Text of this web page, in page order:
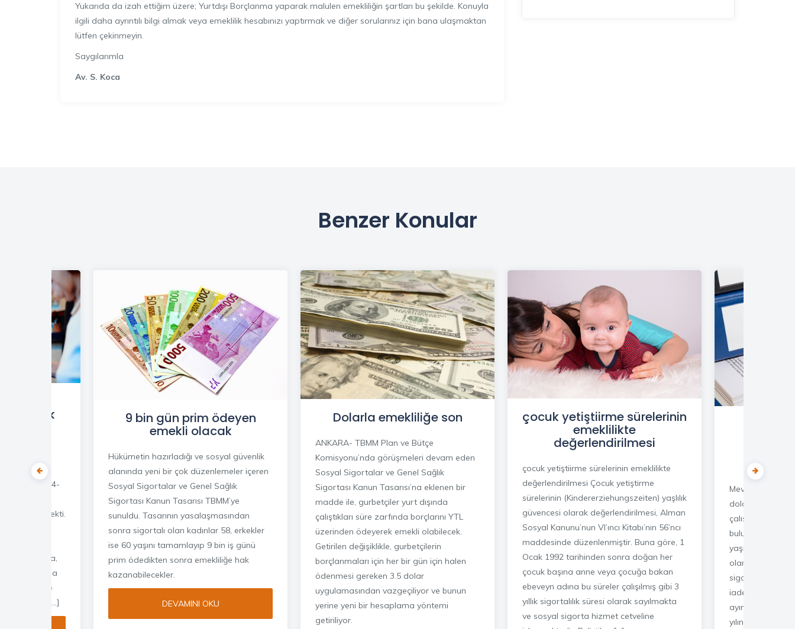
Yukarıda da izah ettiğim üzere; Yurtdışı Borçlanma yaparak malulen emekliliğin şartları bu şekilde. Konuyla
ilgili daha ayrıntılı bilgi almak veya emeklilik hesabınızı yaptırmak ve diğer sorularınız için bana ulaşmaktan
lütfen çekinmeyin.
Saygılarımla
Av. S. Koca
Benzer Konular
olmak
için,
13,584-
bir zam demekti.
ve yazılarda,
borçlanma
üzere
[…]
9 bin gün prim ödeyen
emekli olacak
Hükümetin hazırladığı ve sosyal güvenlik
alanında yeni bir çok düzenlemeler içeren
Sosyal Sigortalar ve Genel Sağlık
Sigortası Kanun Tasarısı TBMM’ye
sunuldu. Tasarının yasalaşmasından
sonra sigortalı olan kadınlar 58, erkekler
ise 60 yaşını tamamlayıp 9 bin iş günü
prim ödedikten sonra emekliliğe hak
kazanabilecekler.
DEVAMINI OKU
Dolarla emekliliğe son
ANKARA- TBMM Plan ve Bütçe
Komisyonu’nda görüşmeleri devam eden
Sosyal Sigortalar ve Genel Sağlık
Sigortası Kanun Tasarısı’na eklenen bir
madde ile, gurbetçiler yurt dışında
çalıştıkları süre zarfında borçlarını YTL
üzerinden ödeyerek emekli olabilecek.
Getirilen değişiklikle, gurbetçilerin
borçlanmaları için her bir gün için halen
ödenmesi gereken 3.5 dolar
uygulamasından vazgeçiliyor ve bunun
yerine yeni bir hesaplama yöntemi
getiriliyor.
çocuk yetiştiirme sürelerinin
emeklilikte
değerlendirilmesi
çocuk yetiştiirme sürelerinin emeklilikte
değerlendirilmesi Çocuk yetiştirme
sürelerinin (Kindererziehungszeiten) yaşlılık
güvencesi olarak değerlendirilmesi, Alman
Sosyal Kanunu’nun VI’ıncı Kitabı’nın 56’ncı
maddesinde düzenlenmiştir. Buna göre, 1
Ocak 1992 tarihinden sonra doğan her
çocuk başına anne veya çocuğa bakan
ebeveyn adına bu süreler çalışılmış gibi 3
yıllık sigortalılık süresi olarak sayılmakta
ve sosyal sigorta hizmet cetveline
Mevcut yasal
doldurmuş ve
çalışmış
bulunmaktadır.
yaşını dolduran
olamamalarına
sigortasına
iadesini talep
ayında yapılan
yılına kadar